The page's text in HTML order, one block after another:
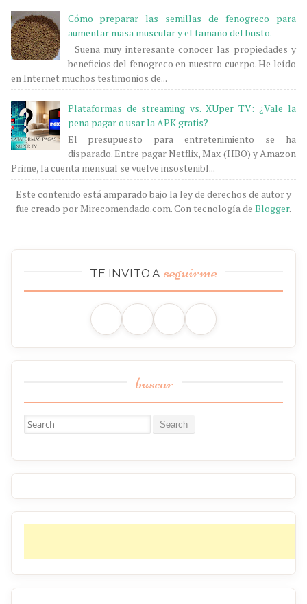
Cómo preparar las semillas de fenogreco para
aumentar masa muscular y el tamaño del busto.
Suena muy interesante conocer las propiedades y
beneficios del fenogreco en nuestro cuerpo. He leído
en Internet muchos testimonios de...
Plataformas de streaming vs. XUper TV: ¿Vale la
pena pagar o usar la APK gratis?
El presupuesto para entretenimiento se ha
disparado. Entre pagar Netflix, Max (HBO) y Amazon
Prime, la cuenta mensual se vuelve insostenibl...
Este contenido está amparado bajo la ley de derechos de autor y
fue creado por Mirecomendado.com. Con tecnología de Blogger.
TE INVITO A seguirme
buscar
Buscar: